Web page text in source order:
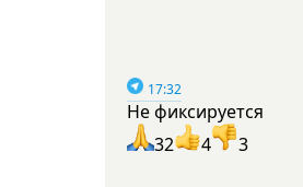
17:32
Не фиксируется
32
4 3